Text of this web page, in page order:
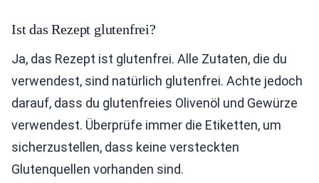
Ist das Rezept glutenfrei?
Ja, das Rezept ist glutenfrei. Alle Zutaten, die du
verwendest, sind natürlich glutenfrei. Achte jedoch
darauf, dass du glutenfreies Olivenöl und Gewürze
verwendest. Überprüfe immer die Etiketten, um
sicherzustellen, dass keine versteckten
Glutenquellen vorhanden sind.